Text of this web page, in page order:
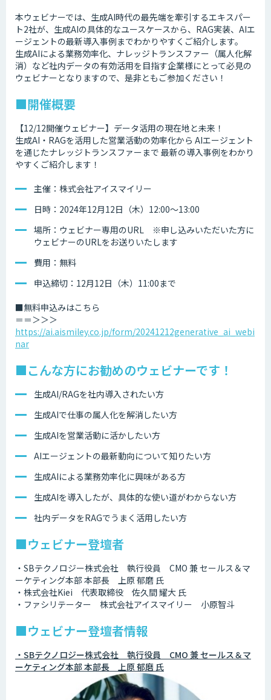
本ウェビナーでは、生成AI時代の最先端を牽引するエキスパー
ト2社が、生成AIの具体的なユースケースから、RAG実装、AIエ
ージェントの最新導入事例までわかりやすくご紹介します。
生成AIによる業務効率化、ナレッジトランスファー（属人化解
消）など社内データの有効活用を目指す企業様にとって必見の
ウェビナーとなりますので、是非ともご参加ください！
■開催概要
【12/12開催ウェビナー】データ活用の現在地と未来！
生成AI・RAGを活用した営業活動の効率化から AIエージェント
を通じたナレッジトランスファーまで 最新の導入事例をわかり
やすくご紹介します！
主催：株式会社アイスマイリー
日時：2024年12月12日（木）12:00～13:00
場所：ウェビナー専用のURL ※申し込みいただいた方に
ウェビナーのURLをお送りいたします
費用：無料
申込締切：12月12日（木）11:00まで
■無料申込みはこちら
＝＝＞＞＞
https://ai.aismiley.co.jp/form/20241212generative_ai_webi
nar
■こんな方にお勧めのウェビナーです！
生成AI/RAGを社内導入されたい方
生成AIで仕事の属人化を解消したい方
生成AIを営業活動に活かしたい方
AIエージェントの最新動向について知りたい方
生成AIによる業務効率化に興味がある方
生成AIを導入したが、具体的な使い道がわからない方
社内データをRAGでうまく活用したい方
■ウェビナー登壇者
・SBテクノロジー株式会社 執行役員 CMO 兼 セールス＆マ
ーケティング本部 本部長 上原 郁磨 氏
・株式会社Kiei 代表取締役 佐久間 耀大 氏
・ファシリテーター 株式会社アイスマイリー 小原智斗
■ウェビナー登壇者情報
・SBテクノロジー株式会社 執行役員 CMO 兼 セールス＆マ
ーケティング本部 本部長 上原 郁磨 氏